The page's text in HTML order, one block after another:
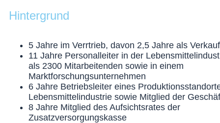
Hintergrund
5 Jahre im Verrtrieb, davon 2,5 Jahre als
11 Jahre Personalleiter in der
als 2300 Mitarbeitenden sowie in einem
Marktforschungsunternehmen
6 Jahre Betriebsleiter eines
Lebensmittelindustrie sowie Mitglied der
8 Jahre Mitglied des Aufsichtsrates der
Zusatzversorgungskasse